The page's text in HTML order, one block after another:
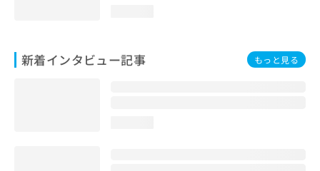
新着インタビュー記事 もっと見る